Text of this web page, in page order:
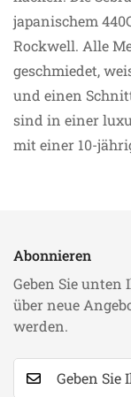
japanischem
Rockwell. Alle
geschmiedet,
und einen
sind in einer
mit einer 10-
Abonnieren
Geben Sie unten
über neue
werden.